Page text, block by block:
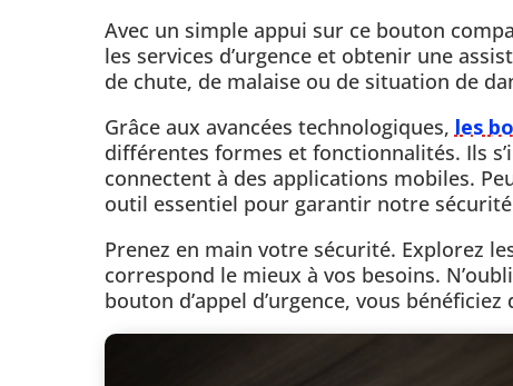
Avec un simple appui sur ce bouton
les services d’urgence et obtenir une
de chute, de malaise ou de situation de
Grâce aux avancées technologiques, les
différentes formes et fonctionnalités. Ils
connectent à des applications mobiles.
outil essentiel pour garantir notre
Prenez en main votre sécurité. Explorez
correspond le mieux à vos besoins.
bouton d’appel d’urgence, vous